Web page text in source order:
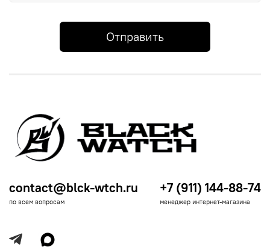
Отправить
contact@blck-wtch.ru
по всем вопросам
+7 (911) 144-88-74
менеджер интернет-магазина